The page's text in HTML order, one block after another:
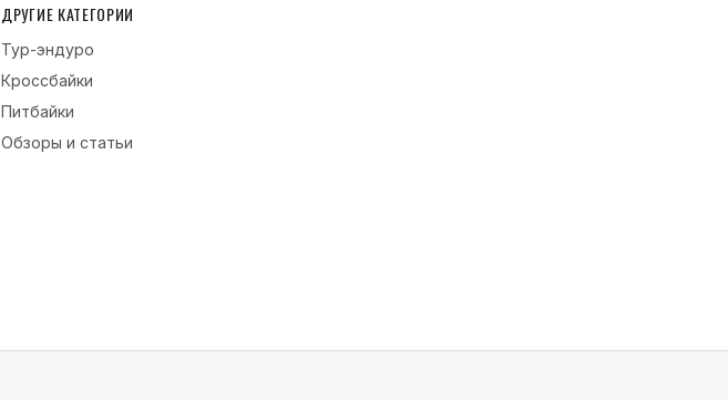
ДРУГИЕ КАТЕГОРИИ
Тур-эндуро
Кроссбайки
Питбайки
Обзоры и статьи